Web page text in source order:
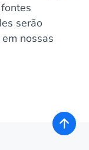
serão
nossas